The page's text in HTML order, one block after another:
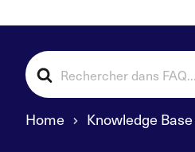
Search
For
Home Knowledge Base